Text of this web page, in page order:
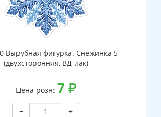
Вырубная фигурка. Снежинка 5
(двухсторонняя, ВД-лак)
Цена розн: 7 ₽
−
+